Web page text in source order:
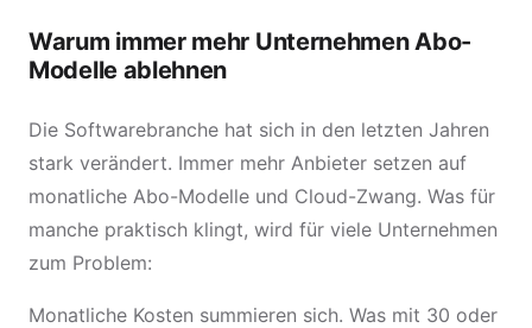
Warum immer mehr Unternehmen Abo-
Modelle ablehnen
Die Softwarebranche hat sich in den letzten Jahren
stark verändert. Immer mehr Anbieter setzen auf
monatliche Abo-Modelle und Cloud-Zwang. Was für
manche praktisch klingt, wird für viele Unternehmen
zum Problem:
Monatliche Kosten summieren sich. Was mit 30 oder